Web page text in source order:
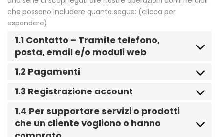
che possono includere quanto segue: (clicca per
espandere)
1.1 Contatto – Tramite telefono,
posta, email e/o moduli web
1.2 Pagamenti
1.3 Registrazione account
1.4 Per supportare servizi o prodotti
che un cliente vogliono o hanno